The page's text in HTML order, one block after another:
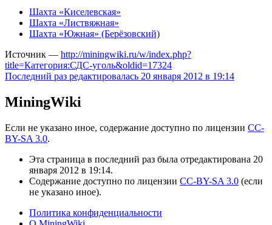
Шахта «Киселевская»
Шахта «Листвяжная»
Шахта «Южная» (Берёзовский)
Источник — http://miningwiki.ru/w/index.php?
title=Категория:СДС-уголь&oldid=17324
Последний раз редактировалась 20 января 2012 в 19:14
MiningWiki
Если не указано иное, содержание доступно по лицензии CC-
BY-SA 3.0.
Эта страница в последний раз была отредактирована 20
января 2012 в 19:14.
Содержание доступно по лицензии CC-BY-SA 3.0 (если
не указано иное).
Политика конфиденциальности